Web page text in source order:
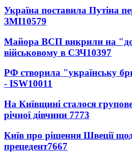
Україна поставила Путіна
ЗМІ10579
Майора ВСП викрили на
військовому в СЗЧ10397
РФ створила "українську
- ISW10011
На Київщині сталося
річної дівчини 7773
Київ про рішення Швеції
прецедент7667